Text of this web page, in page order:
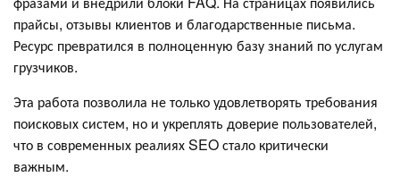
прайсы, отзывы клиентов и благодарственные письма.
Ресурс превратился в полноценную базу знаний по услугам
грузчиков.
Эта работа позволила не только удовлетворять требования
поисковых систем, но и укреплять доверие пользователей,
что в современных реалиях SEO стало критически
важным.